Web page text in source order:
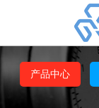
产品中心